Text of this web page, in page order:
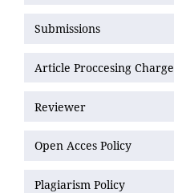
Submissions
Article Proccesing Charge
Reviewer
Open Acces Policy
Plagiarism Policy